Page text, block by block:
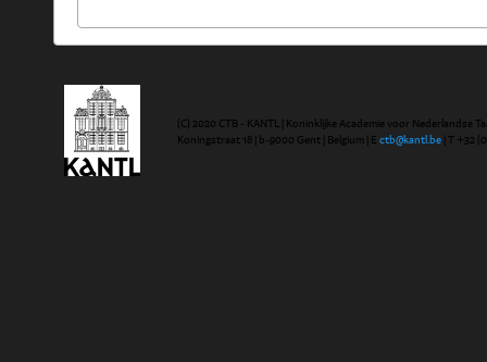
(C) 2020 CTB - KANTL | Koninklijke Academie voor Nederlandse
Koningstraat 18 | b-9000 Gent | Belgium | E ctb@kantl.be | T +32